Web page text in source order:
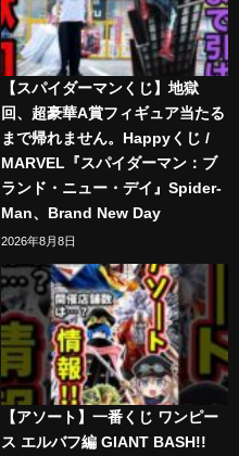
【スパイダーマンくじ】地獄
回、超豪華A賞フィギュア当たる
まで帰れません。Happyくじ /
MARVEL『スパイダーマン：ブ
ランド・ニュー・デイ』Spider-
Man、Brand New Day
2026年8月8日
【アソート】一番くじ ワンピー
ス エルバフ編 GIANT BASH!!